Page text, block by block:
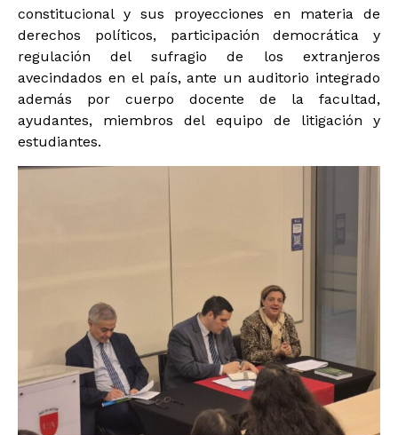
constitucional y sus proyecciones en materia de
derechos políticos, participación democrática y
regulación del sufragio de los extranjeros
avecindados en el país, ante un auditorio integrado
además por cuerpo docente de la facultad,
ayudantes, miembros del equipo de litigación y
estudiantes.